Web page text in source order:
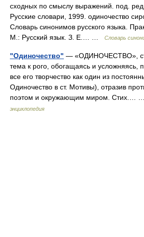
сходных по смыслу выражений. под.
Русские словари, 1999. одиночество
Словарь синонимов русского языка.
М.: Русский язык. З. Е.… …
Словарь
"Одиночество" — «ОДИНОЧЕСТВО»,
тема к рого, обогащаясь и усложняясь,
все его творчество как один из
Одиночество в ст. Мотивы), отразив
поэтом и окружающим миром. Стих.…
энциклопедия